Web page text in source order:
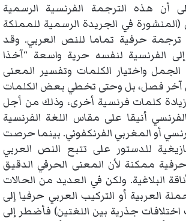
أن هذه الترجمة الفرنسية الرسمية
(المنشورة في الجريدة الرسمية للمملكة
ترجمة حرفية تماما للنص العربي. وقد
الفرنسية لنفسه حرية واسعة “آخذا
الجمل واختيار الكلمات وتفسير المعنى
آخر فصل، بل وحتى تخطي بعض الكلمات
زيادة كلمات فرنسية أخرى، وذلك من أجل
أنيقا على مقاس اللغة الفرنسية
أو المغربي الفرنكفوني. بينما حرصت
للدستور على تتبع النص العربي
ممكنة لأن المعنى الحرفي الدقيق
البلاغية. ولكن في العديد من الحالات
العربية أو التركيب العربي حرفيا إلى
اختلافات جذرية بين اللغتين) فأضطر إلى